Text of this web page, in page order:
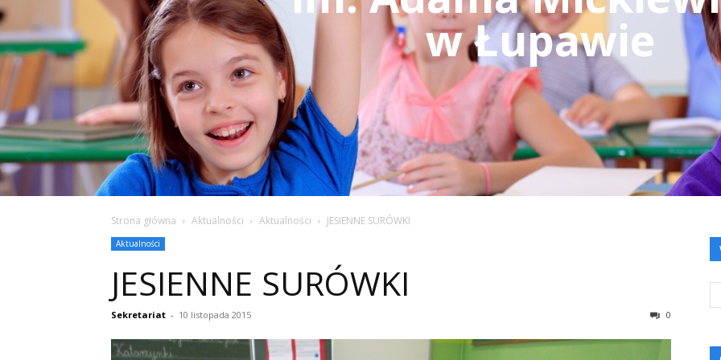
w Łupawie
Strona główna Aktualności Aktualności JESIENNE SURÓWKI
Aktualności
JESIENNE SURÓWKI
Sekretariat - 10 listopada 2015 0